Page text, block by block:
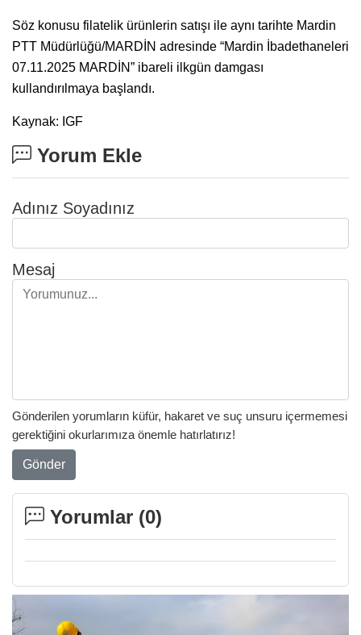
Söz konusu filatelik ürünlerin satışı ile aynı tarihte Mardin
PTT Müdürlüğü/MARDİN adresinde “Mardin İbadethaneleri
07.11.2025 MARDİN” ibareli ilkgün damgası
kullandırılmaya başlandı.
Kaynak: IGF
Yorum Ekle
Adınız Soyadınız
Mesaj
Gönderilen yorumların küfür, hakaret ve suç unsuru içermemesi
gerektiğini okurlarımıza önemle hatırlatırız!
Gönder
Yorumlar (0)